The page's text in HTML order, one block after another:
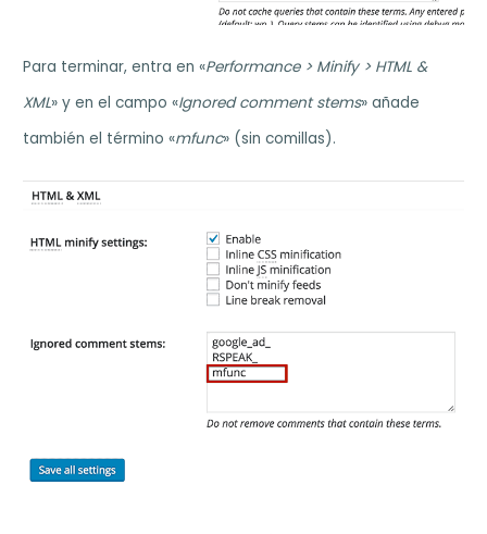
Para terminar, entra en «Performance > Minify > HTML &
XML» y en el campo «Ignored comment stems» añade
también el término «mfunc» (sin comillas).